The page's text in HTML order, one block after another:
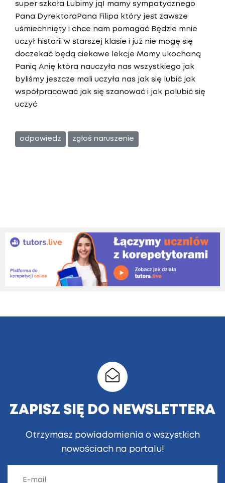
super szkoła Lubimy jąI mamy sympatycznego
Pana DyrektoraPana Filipa który jest zawsze
uśmiechnięty i chce nam pomagać Będzie mnie
uczył historii w starszej klasie i już nie mogę się
doczekać będą ciekawe lekcje Mamy ukochaną
Panią Anię która nauczyła nas wszystkiego jak
byliśmy jeszcze mali uczyła nas jak się lubić jak
współpracować jak się szanować i jak polubić się
uczyć
odpowiedz zgłoś naruszenie
ZAPISZ SIĘ DO NEWSLETTERA
Otrzymasz powiadomienia o wszystkich
nowościach na portalu!